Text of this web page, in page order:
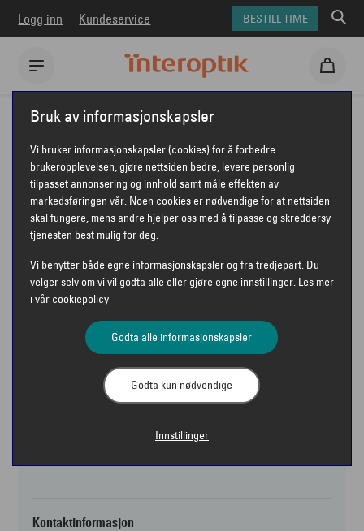
Logg inn Kundeservice BESTILL TIME
Interoptik
INTEROPTIK FARSUND
Interoptik Farsund
Barbrosgate 5
4550 Farsund
Torsdag kl. 09:00 - 18:00
Kontaktinformasjon
Bruk av informasjonskapsler
Vi bruker informasjonskapsler (cookies) for å forbedre
brukeropplevelsen, gjøre nettsiden bedre, levere personlig
tilpasset annonsering og innhold samt måle effekten av
markedsføringen vår. Noen cookies er nødvendige for at nettsiden
skal fungere, mens andre hjelper oss med å tilpasse og skreddersy
tjenesten best mulig for deg.
Vi benytter både egne informasjonskapsler og fra tredjepart. Du
velger selv om vi vil godta alle eller gjøre egne innstillinger. Les mer
i vår cookiepolicy
Godta alle informasjonskapsler
Godta kun nødvendige
Innstillinger